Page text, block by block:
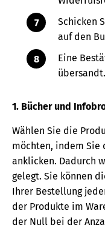
Schicken
auf den
Eine
übersandt.
1. Bücher und
Wählen Sie die
möchten, indem Sie
anklicken. Dadurch
gelegt. Sie können
Ihrer Bestellung
der Produkte im
der Null bei der